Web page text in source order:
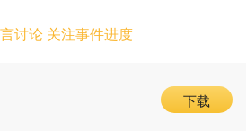
讨论 关注事件进度
下载